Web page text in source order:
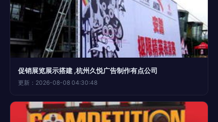
促销展览展示搭建 ,杭州久悦广告制作有点公司
更新：2026-08-08 04:30:48